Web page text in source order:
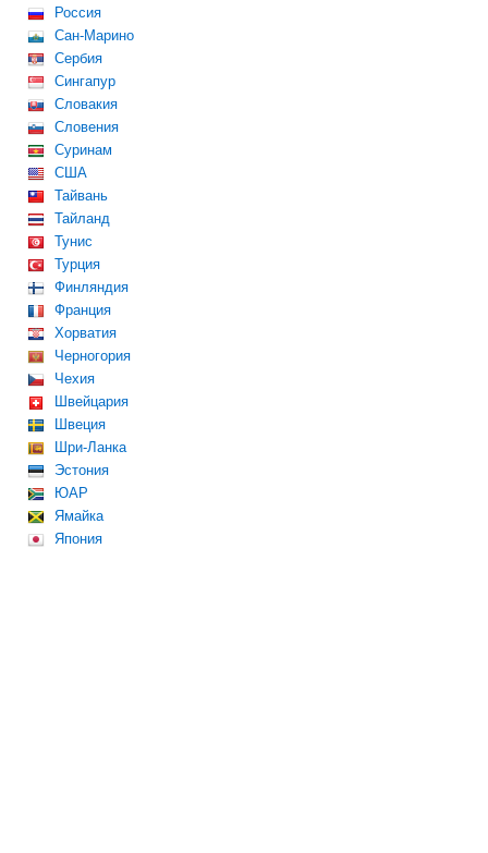
Россия
Сан-Марино
Сербия
Сингапур
Словакия
Словения
Суринам
США
Тайвань
Тайланд
Тунис
Турция
Финляндия
Франция
Хорватия
Черногория
Чехия
Швейцария
Швеция
Шри-Ланка
Эстония
ЮАР
Ямайка
Япония